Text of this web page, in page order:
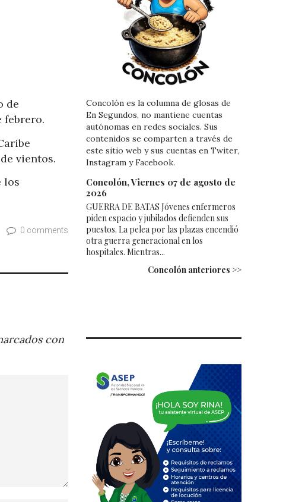
de
febrero.
vientos.
los
0 comments
con
Concolón es la columna de glosas de
En Segundos, no mantiene cuentas
autónomas en redes sociales. Sus
contenidos se comparten a través de
este sitio web y sus cuentas en Twiter,
Instagram y Facebook.
Concolón, Viernes 07 de agosto de
2026
GUERRA DE BATAS Jóvenes enfermeros
piden espacio y jubilados defienden sus
puestos. La pelea por las plazas encendió
otra guerra generacional en los
hospitales. Mientras...
Concolón anteriores >>